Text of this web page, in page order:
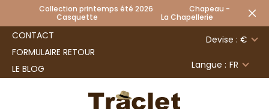
Collection printemps été 2026 Chapeau -
Casquette La Chapellerie
CONTACT
FORMULAIRE RETOUR
LE BLOG
Devise : €
Langue : FR